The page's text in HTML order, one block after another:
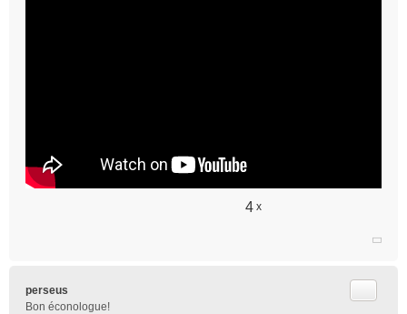
4 x
perseus
Bon éconologue!